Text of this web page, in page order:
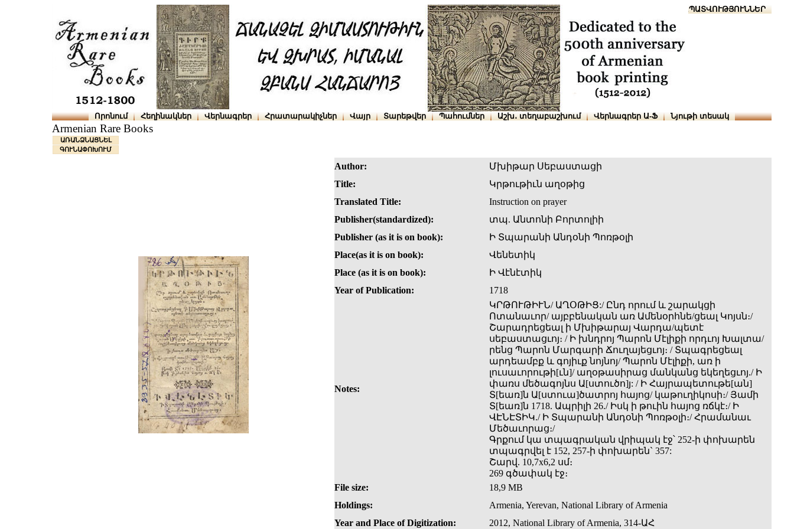
ՆԱԽԱՊԱՏՎՈՒԹՅՈՒՆՆԵՐ
Որոնում Հեղինակներ Վերնագրեր Հրատարակիչներ Վայր Տարեթվեր Պահումներ Աշխ․ տեղաբաշխում Վերնագրեր Ա-Ֆ Նյութի տեսակ
Armenian Rare Books
ԱՌԱՆՁՆԱՑՆԵԼ
ԳՈՒՆԱՓՈԽՈՒՄ
Author:
Մխիթար Սեբաստացի
Title:
Կրթութիւն աղօթից
Translated Title:
Instruction on prayer
Publisher(standardized):
տպ. Անտոնի Բորտոլիի
Publisher (as it is on book):
Ի Տպարանի Անդօնի Պոռթօլի
Place(as it is on book):
Վենետիկ
Place (as it is on book):
Ի Վէնէտիկ
Year of Publication:
1718
Notes:
ԿՐԹՈՒԹԻՒՆ/ ԱՂՕԹԻՑ:/ Ընդ որում և շարակցի
Ոտանաւոր/ այբբենական առ Ամենօրհնե/ցեալ Կոյսն։/
Շարադրեցեալ ի Մխիթարայ Վարդա/պետէ
սեբաստացւոյ։ / Ի խնդրոյ Պարոն Մէլիքի որդւոյ Խալտա/
րենց Պարոն Մարգարի Ճուղայեցւոյ։ / Տպագրեցեալ
արդեամբք և գոյիւք նոյնոյ/ Պարոն Մէլիքի, առ ի
լուսաւորութի[ւն]/ աղօթասիրաց մանկանց եկեղեցւոյ./ Ի
փառս մեծագոյնս Ա[ստուծո]յ: / Ի Հայրապետութե[ան]
Տ[եառ]ն Ա[ստուա]ծատրոյ հայոց/ կաթուղիկոսի։/ Յամի
Տ[եառ]ն 1718. Ապրիլի 26./ Իսկ ի թուին հայոց ռճկէ։/ Ի
ՎԷՆԷՏԻԿ./ Ի Տպարանի Անդօնի Պոռթօլի։/ Հրամանաւ
Մեծաւորաց։/
Գրքում կա տպագրական վրիպակ էջ՝ 252-ի փոխարեն
տպագրվել է 152, 257-ի փոխարեն` 357:
Շարվ. 10,7x6,2 սմ։
269 գծափակ էջ։
File size:
18,9 MB
Holdings:
Armenia, Yerevan, National Library of Armenia
Year and Place of Digitization:
2012, National Library of Armenia, 314-ԱՀ